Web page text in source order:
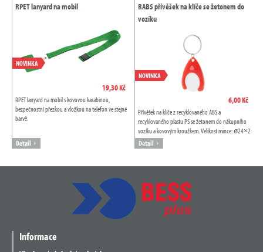
RPET lanyard na mobil
NOVINKA
19,30 Kč
RPET lanyard na mobil s kovovou karabinou,
bezpečnostní přezkou a vložkou na telefon ve stejné
barvě.
Detail
RABS přívěšek na klíče se žetonem do
vozíku
NOVINKA
6,00 Kč
Přívěšek na klíče z recyklovaného ABS a
recyklovaného plastu PS se žetonem do nákupního
vozíku a kovovým kroužkem. Velikost mince: ø24×2
mm.
Detail
Informace